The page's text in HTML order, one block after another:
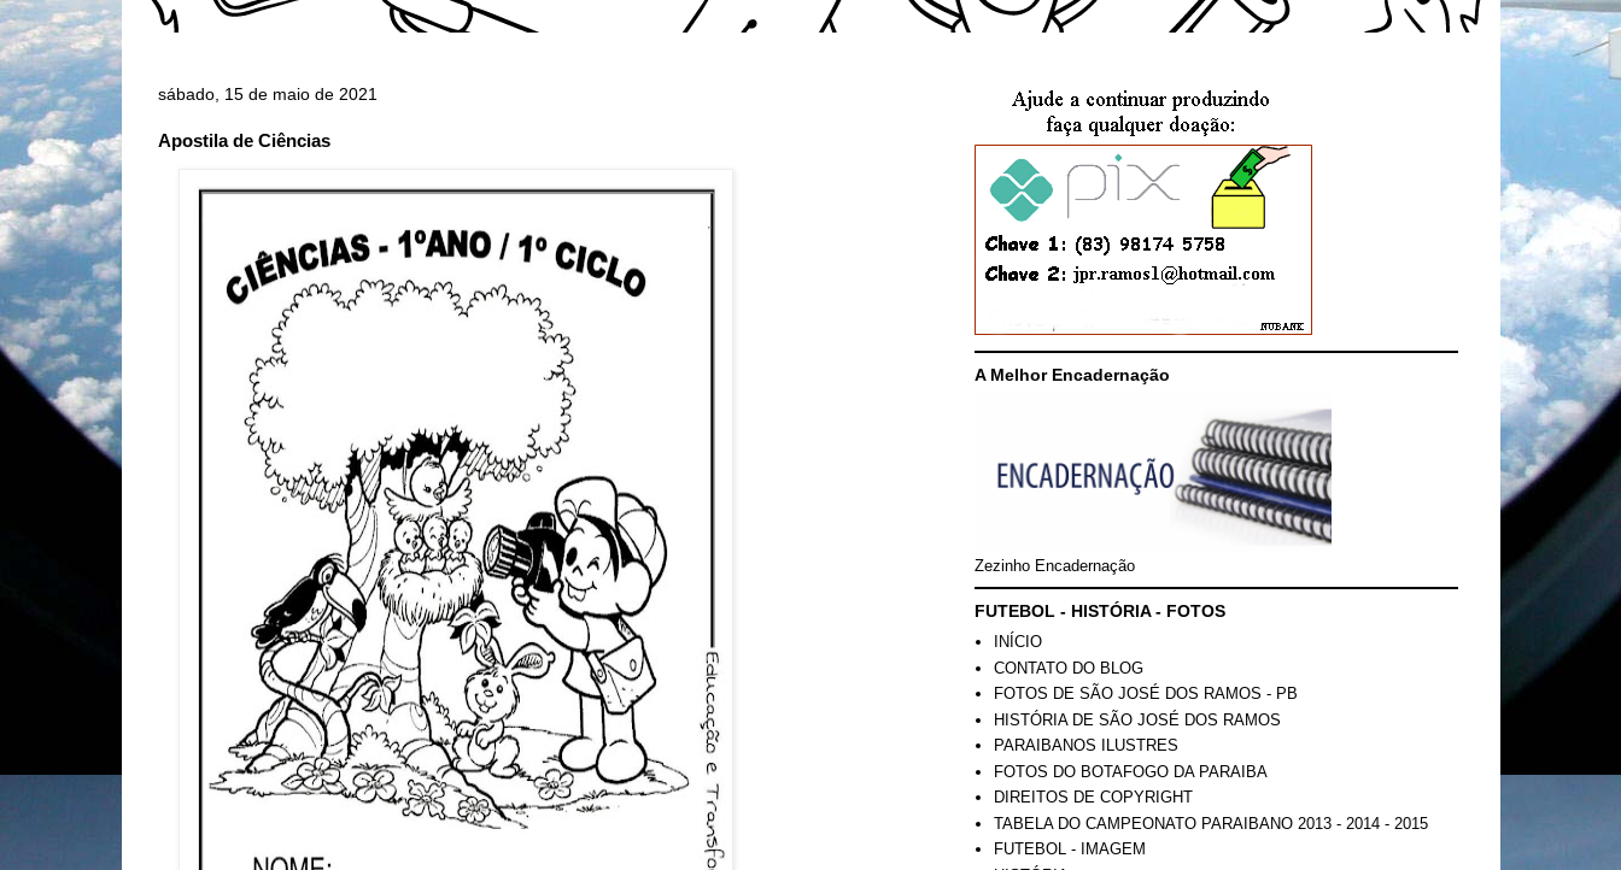
sábado, 15 de maio de 2021
Apostila de Ciências
A Melhor Encadernação
Zezinho Encadernação
FUTEBOL - HISTÓRIA - FOTOS
INÍCIO
CONTATO DO BLOG
FOTOS DE SÃO JOSÉ DOS RAMOS - PB
HISTÓRIA DE SÃO JOSÉ DOS RAMOS
PARAIBANOS ILUSTRES
FOTOS DO BOTAFOGO DA PARAIBA
DIREITOS DE COPYRIGHT
TABELA DO CAMPEONATO PARAIBANO 2013 - 2014 - 2015
FUTEBOL - IMAGEM